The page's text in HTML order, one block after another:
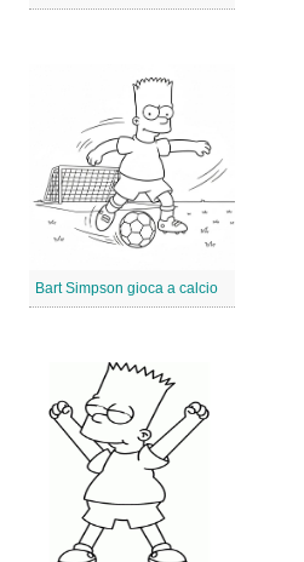
Bart Simpson gioca a calcio